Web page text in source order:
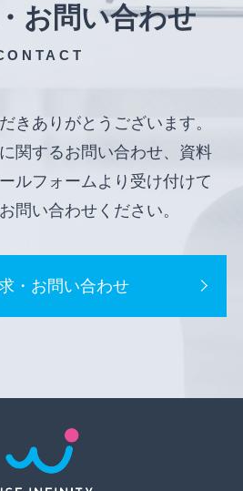
お問い合わせ
きありがとうございます。
関するお問い合わせ、資料
ルフォームより受け付けて
問い合わせください。
・お問い合わせ